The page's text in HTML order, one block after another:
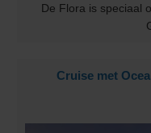
De Flora is speciaal
Cruise met